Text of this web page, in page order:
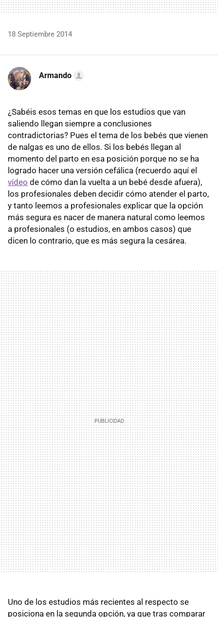
18 Septiembre 2014
Armando
¿Sabéis esos temas en que los estudios que van
saliendo llegan siempre a conclusiones
contradictorias? Pues el tema de los bebés que vienen
de nalgas es uno de ellos. Si los bebés llegan al
momento del parto en esa posición porque no se ha
logrado hacer una versión cefálica (recuerdo aquí el
vídeo de cómo dan la vuelta a un bebé desde afuera),
los profesionales deben decidir cómo atender el parto,
y tanto leemos a profesionales explicar que la opción
más segura es nacer de manera natural como leemos
a profesionales (o estudios, en ambos casos) que
dicen lo contrario, que es más segura la cesárea.
Uno de los estudios más recientes al respecto se
posiciona en la segunda opción, ya que tras comparar